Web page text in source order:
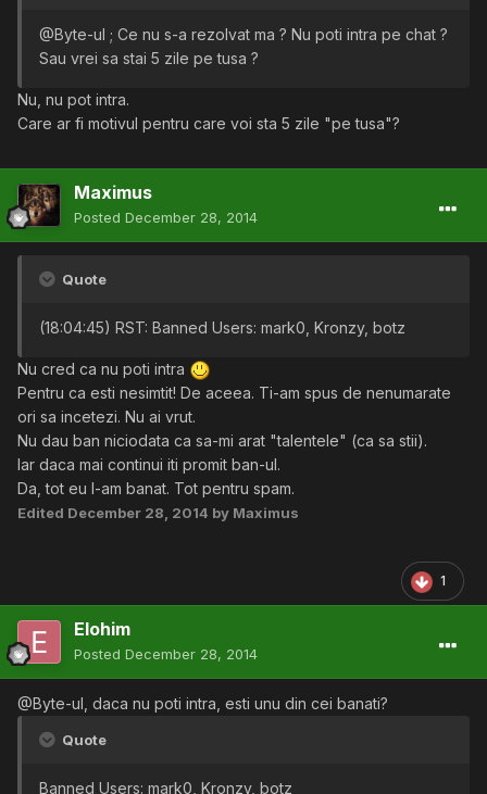
@Byte-ul ; Ce nu s-a rezolvat ma ? Nu poti intra pe chat ?
Sau vrei sa stai 5 zile pe tusa ?
Nu, nu pot intra.
Care ar fi motivul pentru care voi sta 5 zile "pe tusa"?
Maximus
Posted December 28, 2014
Quote
(18:04:45) RST: Banned Users: mark0, Kronzy, botz
Nu cred ca nu poti intra
Pentru ca esti nesimtit! De aceea. Ti-am spus de nenumarate
ori sa incetezi. Nu ai vrut.
Nu dau ban niciodata ca sa-mi arat "talentele" (ca sa stii).
Iar daca mai continui iti promit ban-ul.
Da, tot eu l-am banat. Tot pentru spam.
Edited December 28, 2014 by Maximus
1
Elohim
Posted December 28, 2014
@Byte-ul, daca nu poti intra, esti unu din cei banati?
Quote
Banned Users: mark0, Kronzy, botz